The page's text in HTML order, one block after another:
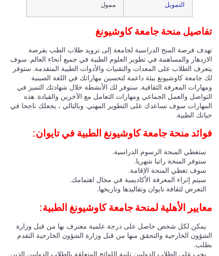
التمويل ممول
تفاصيل منحة جامعة كاوشيونغ
تهدف فرصة المنح الدراسية لجامعة إلى تزويد طلاب الطب بفرصة
الازدهار والمساهمة في تطوير العلوم الطبية في جميع أنحاء العالم. سوف
يتعرف الطلاب على المعدات والتقنيات والأدوات الطبية المتقدمة. ستوفر
لك جامعة كاوشيونغ بيئة داعمة لتحسين مهاراتك في اللغة الصينية
ومهارات المعرفة الثقافية. ستوفر لك الأنشطة خلال شهادتك التميز في
التواصل والعمل الجماعي ومهارات التعامل مع الآخرين والقيادة. هذه
المهارات سوف تساعدك على التطوير المهني. وبالتالي ، يجعلك ناجحا في
حياتك الطبية.
فوائد منحة جامعة كاوشيونغ الطبية في تايوان:
ستغطي المنحة الرسوم الدراسية.
ستوفر المنحة راتبا شهريا.
سوف تغطي المنحة الإقامة.
سيتم إثراء المعرفة الأكاديمية في مجال اهتمامك.
التعرض لثقافة تايوان وتقاليدها وتاريخها.
معايير الأهلية لمنحة جامعة كاوشيونغ الطبية:
يمكن لكل شخص حاصل على درجة علمية معترف بها من قبل وزارة
الشؤون الخارجية والتحقق منها من قبل وزارة الشؤون الخارجية التقدم
بطلب.
يجب على الطلاب الدوليين تلبية اللوائح المتعلقة بالطلاب الدوليين الذين